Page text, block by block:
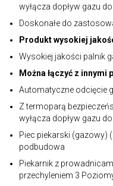
wyłącza dopływ gazu
Doskonałe do
Produkt wysokiej
Wysokiej jakości palnik
Można łączyć z
Automatyczne odcięcie
Z termoparą
wyłącza dopływ gazu
Piec piekarski (gazowy)
podbudowa
Piekarnik z
przechyleniem 3